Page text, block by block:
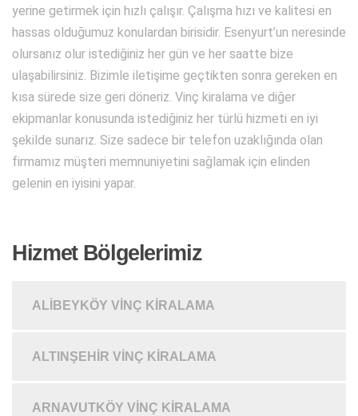
yerine getirmek için hızlı çalışır. Çalışma hızı ve kalitesi en
hassas olduğumuz konulardan birisidir. Esenyurt’un neresinde
olursanız olur istediğiniz her gün ve her saatte bize
ulaşabilirsiniz. Bizimle iletişime geçtikten sonra gereken en
kısa sürede size geri döneriz. Vinç kiralama ve diğer
ekipmanlar konusunda istediğiniz her türlü hizmeti en iyi
şekilde sunarız. Size sadece bir telefon uzaklığında olan
firmamız müşteri memnuniyetini sağlamak için elinden
gelenin en iyisini yapar.
Hizmet Bölgelerimiz
ALIBEYKÖY VINÇ KIRALAMA
ALTINŞEHIR VINÇ KIRALAMA
ARNAVUTKÖY VINÇ KIRALAMA